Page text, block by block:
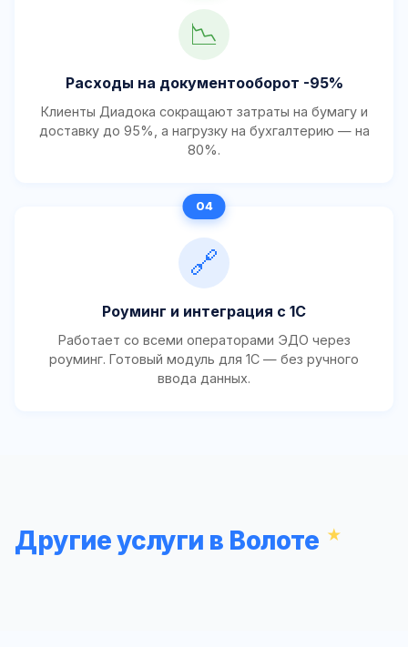
📉
Расходы на документооборот -95%
Клиенты Диадока сокращают затраты на бумагу и
доставку до 95%, а нагрузку на бухгалтерию — на
80%.
🔗
Роуминг и интеграция с 1С
Работает со всеми операторами ЭДО через
роуминг. Готовый модуль для 1С — без ручного
ввода данных.
Другие услуги в Волоте